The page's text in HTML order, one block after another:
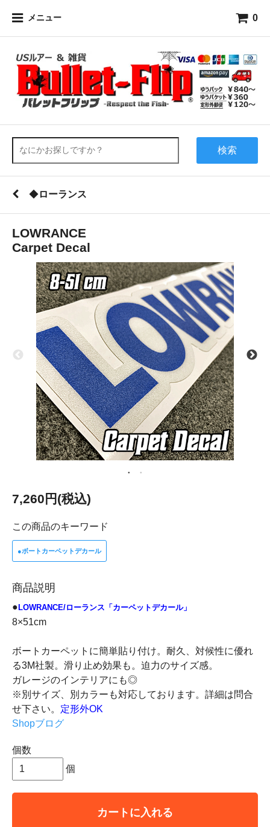
メニュー 0
検索
◆ローランス
LOWRANCE
Carpet Decal
7,260円(税込)
この商品のキーワード
●ボートカーペットデカール
商品説明
●LOWRANCE/ローランス「カーペットデカール」
8×51cm
ボートカーペットに簡単貼り付け。耐久、対候性に優れ
る3M社製。滑り止め効果も。迫力のサイズ感。
ガレージのインテリアにも◎
※別サイズ、別カラーも対応しております。詳細は問合
せ下さい。 定形外OK
Shopブログ
個数
個
カートに入れる